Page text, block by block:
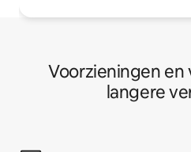
Voorzieningen
langere